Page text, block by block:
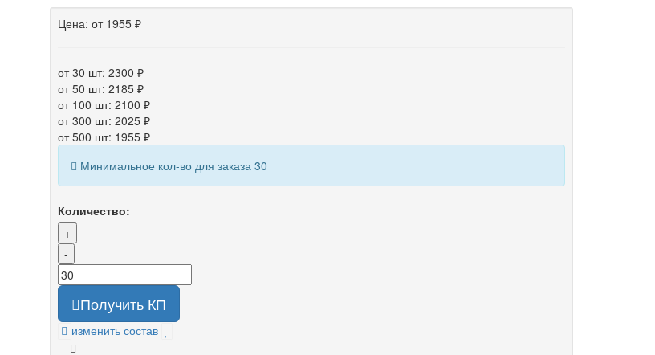
Цена: от 1955 ₽
от 30 шт: 2300 ₽
от 50 шт: 2185 ₽
от 100 шт: 2100 ₽
от 300 шт: 2025 ₽
от 500 шт: 1955 ₽
Минимальное кол-во для заказа 30
Количество:
+
-
Получить КП
изменить состав